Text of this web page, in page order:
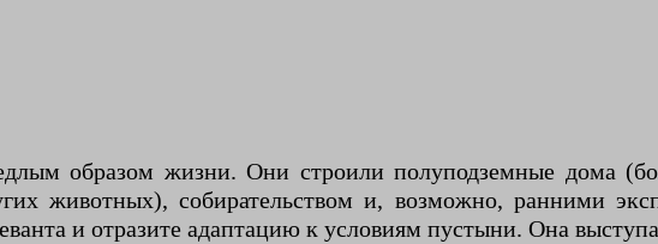
образом жизни. Они строили полуподземные дома
животных), собирательством и, возможно, ранними
и отразите адаптацию к условиям пустыни. Она